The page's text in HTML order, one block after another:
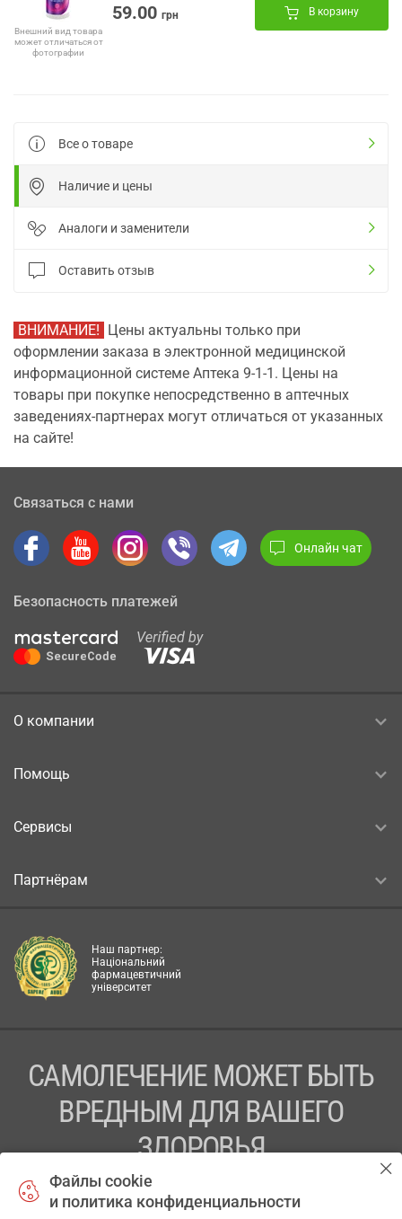
Внешний вид товара
может отличаться от
фотографии
59.00 грн В корзину
Все о товаре
Наличие и цены
Аналоги и заменители
Оставить отзыв
ВНИМАНИЕ! Цены актуальны только при
оформлении заказа в электронной медицинской
информационной системе Аптека 9-1-1. Цены на
товары при покупке непосредственно в аптечных
заведениях-партнерах могут отличаться от указанных
на сайте!
Связаться с нами
Онлайн чат
Безопасность платежей
О компании
Помощь
Сервисы
Партнёрам
Наш партнер:
Національний
фармацевтичний
університет
САМОЛЕЧЕНИЕ МОЖЕТ БЫТЬ
ВРЕДНЫМ ДЛЯ ВАШЕГО
ЗДОРОВЬЯ
ПЕРЕД ПРИМЕНЕНИЕМ ПРЕПАРАТА
ПРОКОНСУЛЬТИРУЙТЕСЬ С ВРАЧОМ
Файлы cookie
и политика конфиденциальности